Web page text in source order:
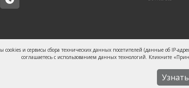
ФГБУН Хабаровский Федеральный
и сервисы сбора технических данных посетителей (данные об IP-
соглашаетесь с использованием данных технологий. Кликните